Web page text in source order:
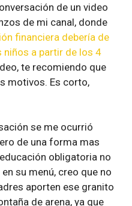
de un video
de mi canal, donde
financiera debería de
niños a partir de los 4
te recomiendo que
motivos. Es corto,
se me ocurrió
de una forma mas
obligatoria no
su menú, creo que no
aporten ese granito
de arena, ya que